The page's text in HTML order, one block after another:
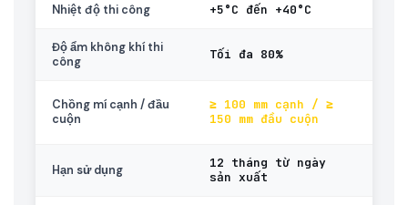
Nhiệt độ thi công +5°C đến +40°C
Độ ẩm không khí thi
công
Tối đa 80%
Chồng mí cạnh / đầu
cuộn
≥ 100 mm cạnh / ≥
150 mm đầu cuộn
Hạn sử dụng
12 tháng từ ngày
sản xuất